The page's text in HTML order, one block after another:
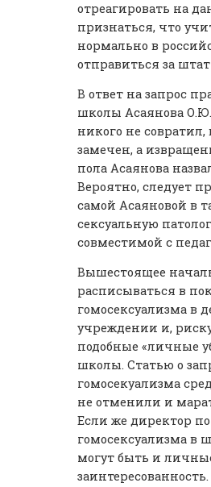
отреагировать на
признаться, что
нормально в
отправиться за
В ответ на запрос
школы Асаянова
никого не
замечен, а
пола Асаянова
Вероятно, следует
самой Асаяновой в
сексуальную
совместимой с
Вышестоящее
расписываться в
гомосексуализма в
учреждении и,
подобные «личные
школы. Статью о
гомосекуализма
не отменили и
Если же директор
гомосексуализма в
могут быть и
заинтересованность.